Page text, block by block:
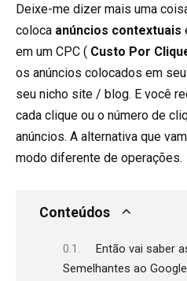
Deixe-me dizer mais uma
coloca anúncios contextuais
em um CPC ( Custo Por
os anúncios colocados em
seu nicho site / blog. E você
cada clique ou o número de
anúncios. A alternativa que
modo diferente de operações.
Conteúdos
Então vai saber
Semelhantes ao